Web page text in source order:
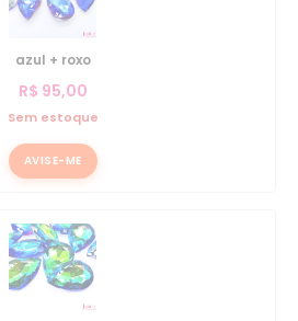
azul + roxo
R$ 95,00
Sem estoque
AVISE-ME